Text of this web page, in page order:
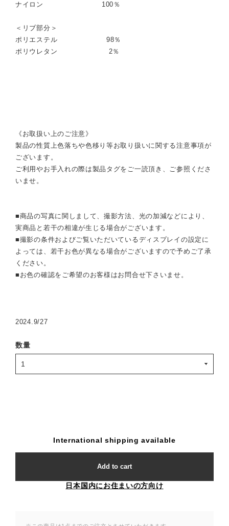
ナイロン 100％
＜リブ部分＞
ポリエステル 98％
ポリウレタン 2％
《お取扱い上のご注意》
製品の性質上色落ちや色移り等お取り扱いに関する注意事項が
ございます。
ご利用やお手入れの際は製品タグをご一読頂き、ご参照くださ
いませ。
■商品の写真に関しまして、撮影方法、光の加減などにより、
実商品と若干の相違が生じる場合がございます。
■撮影の条件およびご覧いただいているディスプレイの設定に
よっては、若干お色が異なる場合がございますので予めご了承
ください。
■お色の確認をご希望のお客様はお問合せ下さいませ。
2024.9/27
数量
International shipping available
Add to cart
日本国内にお住まいの方向け